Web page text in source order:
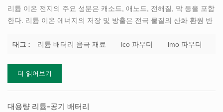
리튬 이온 전지의 주요 성분은 캐소드, 애노드, 전해질, 막 등을 포함
한다. 리튬 이온 에너지의 저장 및 방출은 전극 물질의 산화 환원 반
다. 리튬 이온 배터리. 리튬 배터리의 아버지 인 goodenough 교수는
년에, 그는 첫번째 사용을 시도했습니다 리튬 망가 네이트 (lmo) 리
태그 : 리튬 배터리 음극 재료 lco 파우더 lmo 파우더
더 읽어보기
대용량 리튬-공기 배터리